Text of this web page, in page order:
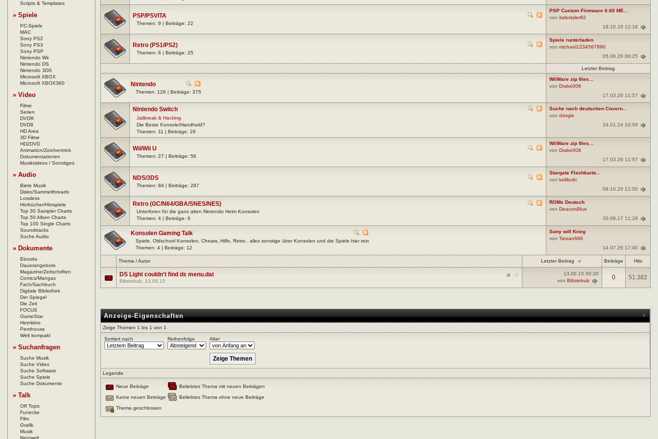
Scripts & Templates
» Spiele
PC-Spiele
MAC
Sony PS2
Sony PS3
Sony PSP
Nintendo Wii
Nintendo DS
Nintendo 3DS
Microsoft XBOX
Microsoft XBOX360
» Video
Filme
Serien
DVDR
DVD9
HD Area
3D Filme
HD2DVD
Animation/Zeichentrick
Dokumentationen
Musikvideos / Sonstiges
» Audio
Biete Musik
Disko/Sammelthreads
Lossless
Hörbücher/Hörspiele
Top 30 Sampler Charts
Top 50 Alben Charts
Top 100 Single Charts
Soundtracks
Suche Audio
» Dokumente
Ebooks
Dauerangebote
Magazine/Zeitschriften
Comics/Mangas
Fach/Sachbuch
Digitale Bibliothek
Der Spiegel
Die Zeit
FOCUS
GameStar
Heimkino
Penthouse
Welt kompakt
» Suchanfragen
Suche Musik
Suche Video
Suche Software
Suche Spiele
Suche Dokumente
» Talk
Off Topic
Funecke
Film
Grafik
Musik
PSP/PSVITA
Themen: 9 | Beiträge: 22
PSP Custom Firmware 6.60 ME...
von italostyler82
18.10.16 12:18
Retro (PS1/PS2)
Themen: 6 | Beiträge: 25
Spiele runterladen
von michael1234567890
05.06.26 08:25
Letzter Beitrag
Nintendo
Themen: 126 | Beiträge: 375
WiiWare zip files...
von Drake008
17.03.26 11:57
Nintendo Switch
Jailbreak & Hacking
Die Beste Konsole/Handheld?
Themen: 11 | Beiträge: 26
Suche nach deutschen Covern...
von davgie
24.01.24 10:56
Wii/Wii U
Themen: 27 | Beiträge: 56
WiiWare zip files...
von Drake008
17.03.26 11:57
NDS/3DS
Themen: 84 | Beiträge: 287
Stargate Flashkarte...
von ludibubi
09.10.20 11:50
Retro (GC/N64/GBA/SNES/NES)
Unterforen für die ganz alten Nintendo Heim Konsolen
Themen: 4 | Beiträge: 6
ROMs Deutsch
von DeaconBlue
20.06.17 11:28
Konsolen Gaming Talk
Spiele, Oldschool Konsolen, Cheats, Hilfe, Retro.. alles sonstige über Konsolen und die Spiele hier rein
Themen: 4 | Beiträge: 12
Sony will Krieg
von Tarzan666
14.07.26 17:40
Thema/Autor Letzter Beitrag Beiträge Hits
DS Light couldn't find ds menu.dat
Biltztebub, 13.06.15
13.06.15 00:20
von Biltztebub 0 51.382
Anzeige-Eigenschaften
Zeige Themen 1 bis 1 von 1
Sortiert nach Reihenfolge Alter
Legende
Neue Beiträge
Beliebtes Thema mit neuen Beiträgen
Keine neuen Beiträge
Beliebtes Thema ohne neue Beiträge
Thema geschlossen